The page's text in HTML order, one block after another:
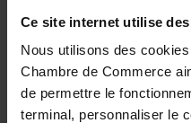
Ce site internet utilise des
Nous utilisons des
Chambre de Commerce
de permettre le
terminal, personnaliser le
Job title